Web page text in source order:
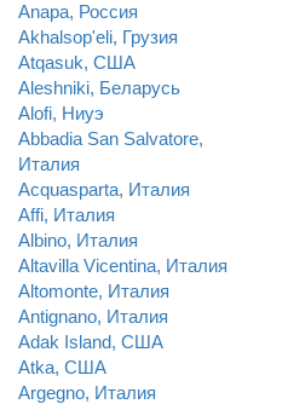
Anapa, Россия
Akhalsop'eli, Грузия
Atqasuk, США
Aleshniki, Беларусь
Alofi, Ниуэ
Abbadia San Salvatore,
Италия
Acquasparta, Италия
Affi, Италия
Albino, Италия
Altavilla Vicentina, Италия
Altomonte, Италия
Antignano, Италия
Adak Island, США
Atka, США
Argegno, Италия